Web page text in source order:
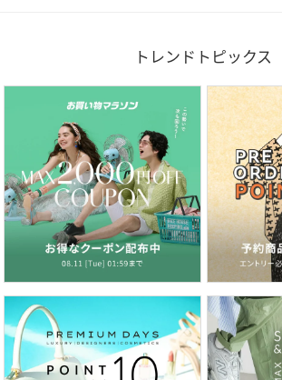
トレンドトピックス